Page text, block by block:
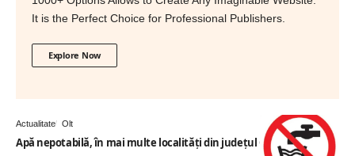
It is the Perfect Choice for Professional Publishers.
Explore Now
Actualitate Olt
Apă nepotabilă, în mai multe localităţi din judeţul Olt